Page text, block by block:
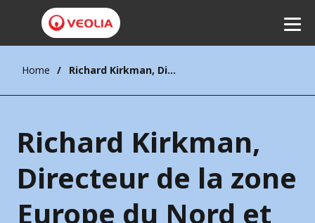
Home Richard Kirkman, Directeur de la zone Europe du Nord et du développement
Richard Kirkman,
Directeur de la zone
Europe du Nord et